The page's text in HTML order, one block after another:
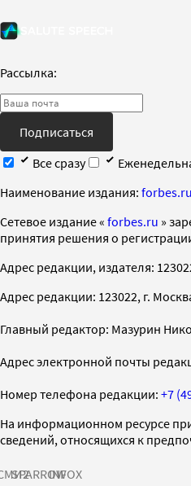
Рассылка:
Подписаться
Все сразу
Наименование издания: forbes.ru
Cетевое издание « forbes.ru »
принятия решения о
Адрес редакции, издателя:
Адрес редакции: 123022, г.
Главный редактор: Мазурин
Адрес электронной почты
Номер телефона редакции: +7
На информационном ресурсе
сведений, относящихся к
SPARROWINFOX